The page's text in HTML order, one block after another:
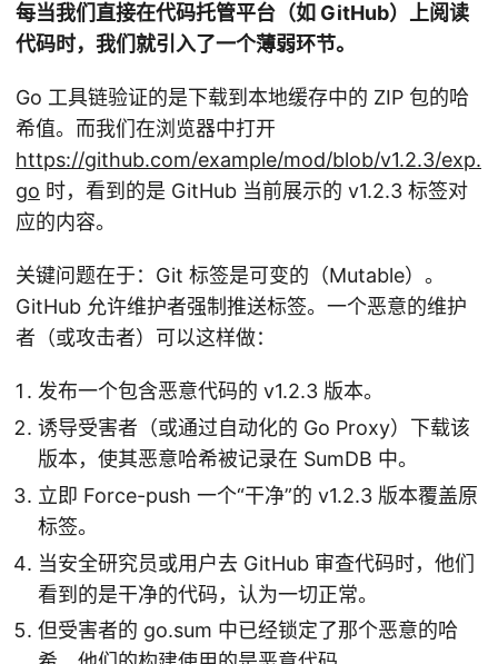
每当我们直接在代码托管平台（如 GitHub）上阅读
代码时，我们就引入了一个薄弱环节。
Go 工具链验证的是下载到本地缓存中的 ZIP 包的哈
希值。而我们在浏览器中打开
https://github.com/example/mod/blob/v1.2.3/exp.
go 时，看到的是 GitHub 当前展示的 v1.2.3 标签对
应的内容。
关键问题在于：Git 标签是可变的（Mutable）。
GitHub 允许维护者强制推送标签。一个恶意的维护
者（或攻击者）可以这样做：
发布一个包含恶意代码的 v1.2.3 版本。
诱导受害者（或通过自动化的 Go Proxy）下载该
版本，使其恶意哈希被记录在 SumDB 中。
立即 Force-push 一个“干净”的 v1.2.3 版本覆盖原
标签。
当安全研究员或用户去 GitHub 审查代码时，他们
看到的是干净的代码，认为一切正常。
但受害者的 go.sum 中已经锁定了那个恶意的哈